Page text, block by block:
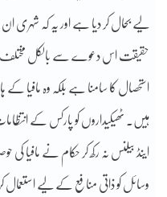
لیے بحال کر دیا ہے اور یہ کہ
حقیقت اس دعوے سے بالکل مختلف
استحصال کا سامنا ہے بلکہ وہ مافیا
ہیں۔ ٹھیکیداروں کو پارکس کے
اینڈ بیلنس نہ رکھ کر حکام نے مافیا کی
وسائل کو ذاتی منافع کے لیے استعمال